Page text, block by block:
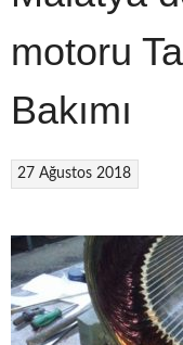
motoru
Bakımı
27 Ağustos 2018